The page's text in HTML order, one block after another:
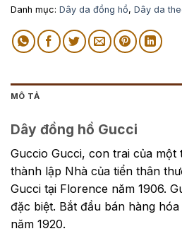
Danh mục: Dây da đồng hồ, Dây da
MÔ TẢ
Dây đồng hồ Gucci
Guccio Gucci, con trai của một
thành lập Nhà của tiển thân
Gucci tại Florence năm 1906.
đặc biệt. Bắt đầu bán hàng
năm 1920.